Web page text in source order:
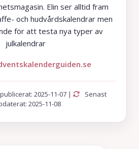
Elin ser alltid fram
och hudvårdskalendrar men
för att testa nya typer av
julkalendrar
2025-11-07 |
Senast
2025-11-08